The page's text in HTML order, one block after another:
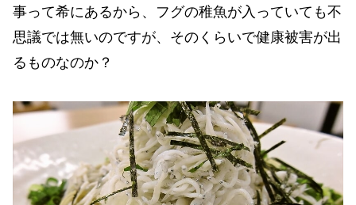
事って希にあるから、フグの稚魚が入っていても不
思議では無いのですが、そのくらいで健康被害が出
るものなのか？